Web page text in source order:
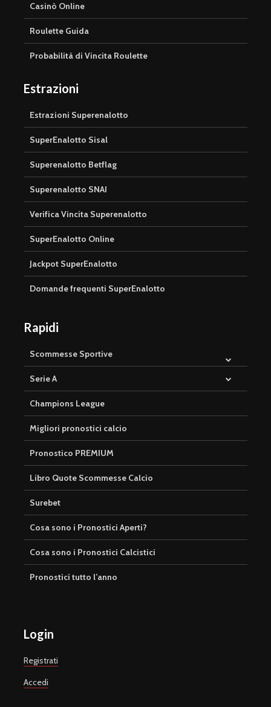
Casinò Online
Roulette Guida
Probabilità di Vincita Roulette
Estrazioni
Estrazioni Superenalotto
SuperEnalotto Sisal
Superenalotto Betflag
Superenalotto SNAI
Verifica Vincita Superenalotto
SuperEnalotto Online
Jackpot SuperEnalotto
Domande frequenti SuperEnalotto
Rapidi
Scommesse Sportive
Serie A
Champions League
Migliori pronostici calcio
Pronostico PREMIUM
Libro Quote Scommesse Calcio
Surebet
Cosa sono i Pronostici Aperti?
Cosa sono i Pronostici Calcistici
Pronostici tutto l’anno
Login
Registrati
Accedi